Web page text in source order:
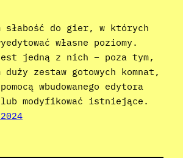
słabość do gier, w których
własne poziomy.
jedną z nich – poza tym,
duży zestaw gotowych komnat,
wbudowanego edytora
lub modyfikować istniejące.